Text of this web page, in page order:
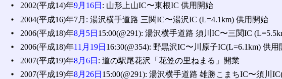
2002(平成14)年9月16日 : 山形上山IC〜東根IC 供用開始
2004(平成16)年7月: 湯沢横手道路 三関IC〜湯沢IC (L=4.1km) 供用開始
2006(平成18)年8月5日 15:00(@291): 湯沢横手道路 須川IC〜三関IC
2006(平成18)年11月19日 16:30(@354): 野黒沢IC〜川原子IC(L=6.1km) 供用
2007(平成19)年8月6日 : 道の駅尾花沢「花笠の里ねまる」開業
2007(平成19)年8月26日 15:00(@291): 湯沢横手道路 雄勝こまちIC〜須川